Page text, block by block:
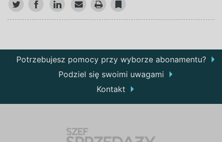
Potrzebujesz pomocy przy wyborze abonamentu?
Podziel się swoimi uwagami
Kontakt